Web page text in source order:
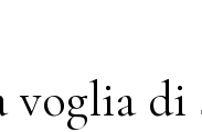
voglia di